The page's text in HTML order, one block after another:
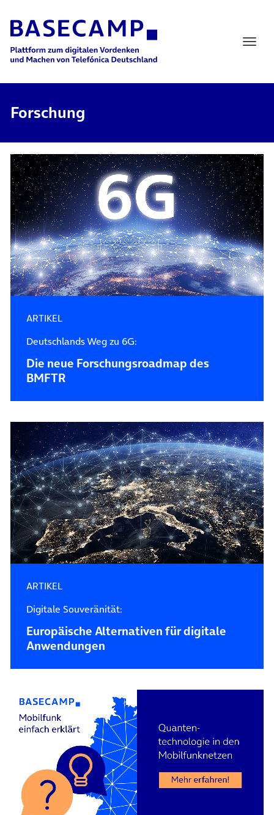
Main Navigation
Forschung
ARTIKEL
Deutschlands Weg zu 6G:
Die neue Forschungsroadmap des
BMFTR
ARTIKEL
Digitale Souveränität:
Europäische Alternativen für digitale
Anwendungen